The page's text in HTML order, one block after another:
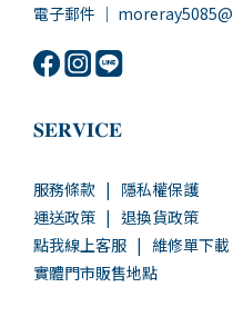
電子郵件 ｜
𝐒𝐄𝐑𝐕𝐈𝐂𝐄
服務條款 | 隱私權保護
運送政策 | 退換貨政策
點我線上客服 | 維修單下載
實體門市販售地點